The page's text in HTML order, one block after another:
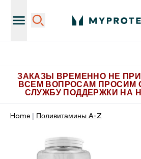
ЗАКАЗЫ ВРЕМЕННО НЕ
ВСЕМ ВОПРОСАМ ПРОСИМ
СЛУЖБУ ПОДДЕРЖКИ НА
Home Поливитамины A-Z